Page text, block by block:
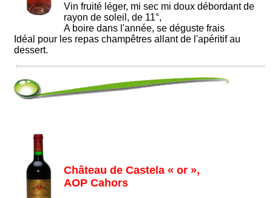
Vin fruité léger, mi sec mi doux débordant de
rayon de soleil, de 11°,
A boire dans l'année, se déguste frais
Idéal pour les repas champêtres allant de l'apéritif au
dessert.
Château de Castela « or »,
AOP Cahors